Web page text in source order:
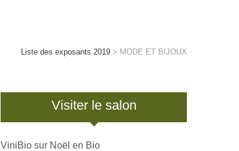
Liste des exposants 2019 > MODE ET BIJOUX
Visiter le salon
ViniBio sur Noël en Bio